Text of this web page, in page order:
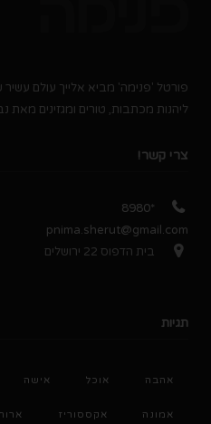
פורטל 'פנימה' מביא אלייך עולם עשיר
ליהנות מכתבות, טורים ומגזינים מאת
צרי קשר!
*8980
pnima.sherut@gmail.com
בית הדפוס 22 ירושלים
תגיות
אהבה אוכל אישה
אמונה אקססוריז